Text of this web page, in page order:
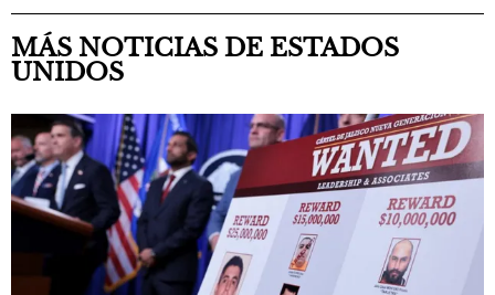
MÁS NOTICIAS DE ESTADOS
UNIDOS